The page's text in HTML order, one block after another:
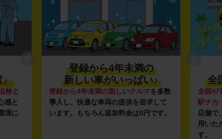
」
検と
感と
境に
登録から4年未満の
新しい車がいっぱい♪
登録から4年未満の新しいクルマを多数
導入し、快適な車両の提供を追求して
います。もちろん追加料金は0円です。
全
全国47
駅チカ
店舗で
用いた
す。